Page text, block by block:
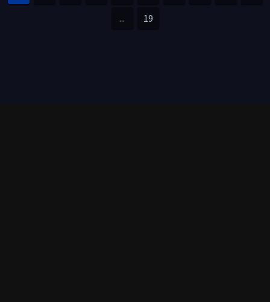
... 19